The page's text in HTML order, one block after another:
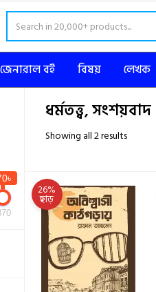
জেনারাল বই বিষয় লেখক
ধর্মতত্ত্ব, সংশয়বাদ
Showing all 2 results
26%
ছাড়